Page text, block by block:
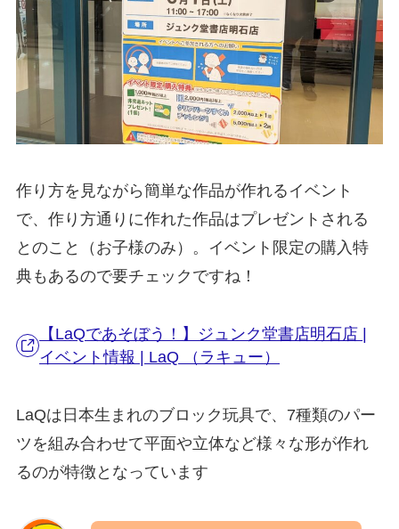
作り方を見ながら簡単な作品が作れるイベント
で、作り方通りに作れた作品はプレゼントされる
とのこと（お子様のみ）。イベント限定の購入特
典もあるので要チェックですね！
【LaQであそぼう！】ジュンク堂書店明石店 |
イベント情報 | LaQ （ラキュー）
LaQは日本生まれのブロック玩具で、7種類のパー
ツを組み合わせて平面や立体など様々な形が作れ
るのが特徴となっています